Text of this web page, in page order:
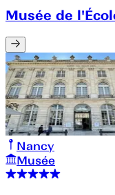
Musée de
Nancy
Musée